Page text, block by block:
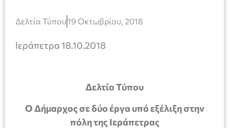
Δελτία Τύπου19 Οκτωβρίου, 2018
Ιεράπετρα 18.10.2018
Δελτίο Τύπου
Ο Δήμαρχος σε δύο έργα υπό εξέλιξη στην
πόλη της Ιεράπετρας